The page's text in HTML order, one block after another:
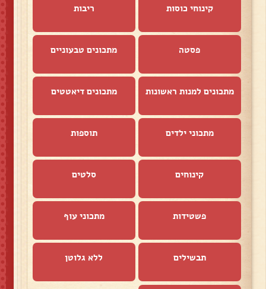
קינוחי כוסות ריבות
פסטה מתכונים טבעוניים
מתכונים למנות ראשונות מתכונים דיאטטים
מתכוני ילדים תוספות
קינוחים סלטים
פשטידות מתכוני עוף
תבשילים ללא גלוטן